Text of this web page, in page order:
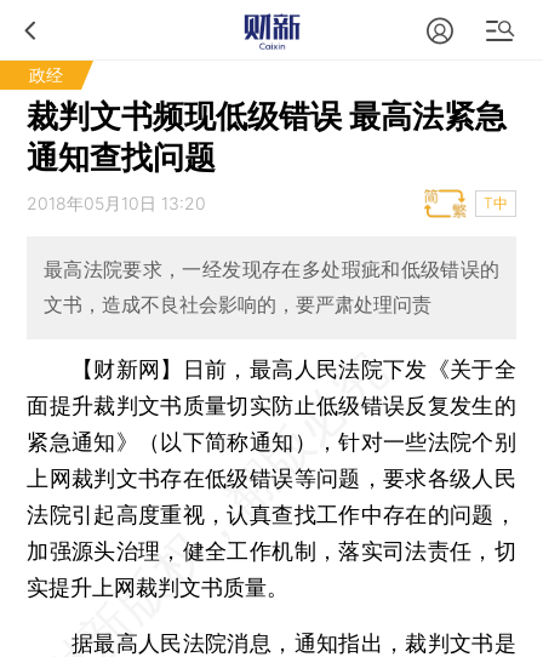
政经
裁判文书频现低级错误 最高法紧急
通知查找问题
2018年05月10日 13:20 T中
最高法院要求，一经发现存在多处瑕疵和低级错误的
文书，造成不良社会影响的，要严肃处理问责
【财新网】
日前，最高人民法院下发《关于全
面提升裁判文书质量切实防止低级错误反复发生的
紧急通知》（以下简称通知），针对一些法院个别
上网裁判文书存在低级错误等问题，要求各级人民
法院引起高度重视，认真查找工作中存在的问题，
加强源头治理，健全工作机制，落实司法责任，切
实提升上网裁判文书质量。
据最高人民法院消息，通知指出，裁判文书是